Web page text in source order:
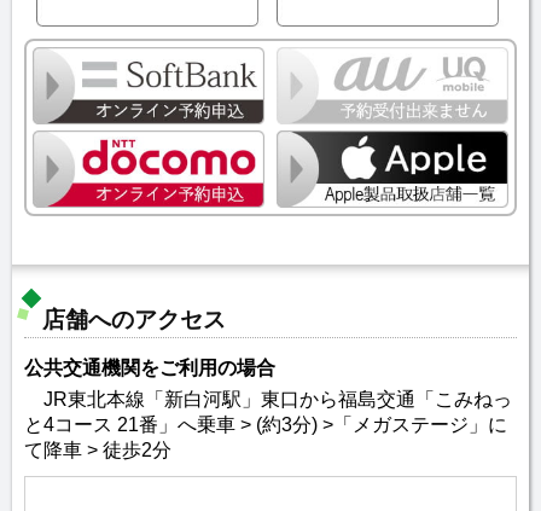
店舗へのアクセス
公共交通機関をご利用の場合
JR東北本線「新白河駅」東口から福島交通「こみねっ
と4コース 21番」へ乗車 > (約3分) >「メガステージ」に
て降車 > 徒歩2分